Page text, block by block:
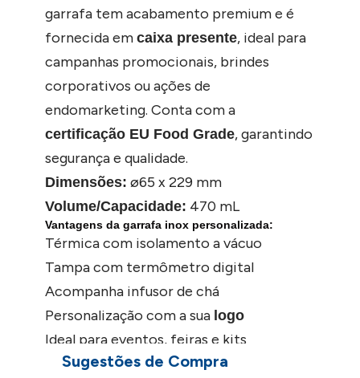
garrafa tem acabamento premium e é
fornecida em caixa presente, ideal para
campanhas promocionais, brindes
corporativos ou ações de
endomarketing. Conta com a
certificação EU Food Grade, garantindo
segurança e qualidade.
Dimensões: ø65 x 229 mm
Volume/Capacidade: 470 mL
Vantagens da garrafa inox personalizada:
Térmica com isolamento a vácuo
Tampa com termômetro digital
Acompanha infusor de chá
Personalização com a sua logo
Ideal para eventos, feiras e kits
corporativos
Sugestões de Compra